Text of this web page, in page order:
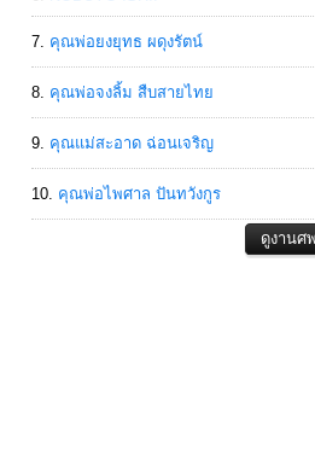
คุณพ่อยงยุทธ ผดุงรัตน์
คุณพ่อจงลิ้ม สืบสายไทย
คุณแม่สะอาด ฉ่อนเจริญ
คุณพ่อไพศาล ปันทวังกูร